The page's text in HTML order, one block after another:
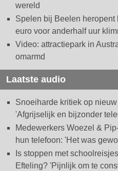
wereld
Spelen bij Beelen
euro voor anderhalf uur
Video: attractiepark in
omarmd
Laatste audio
Snoeiharde kritiek op
'Afgrijselijk en bijzonder
Medewerkers Woezel &
hun telefoon: 'Het was
Is stoppen met
Efteling? 'Pijnlijk om te